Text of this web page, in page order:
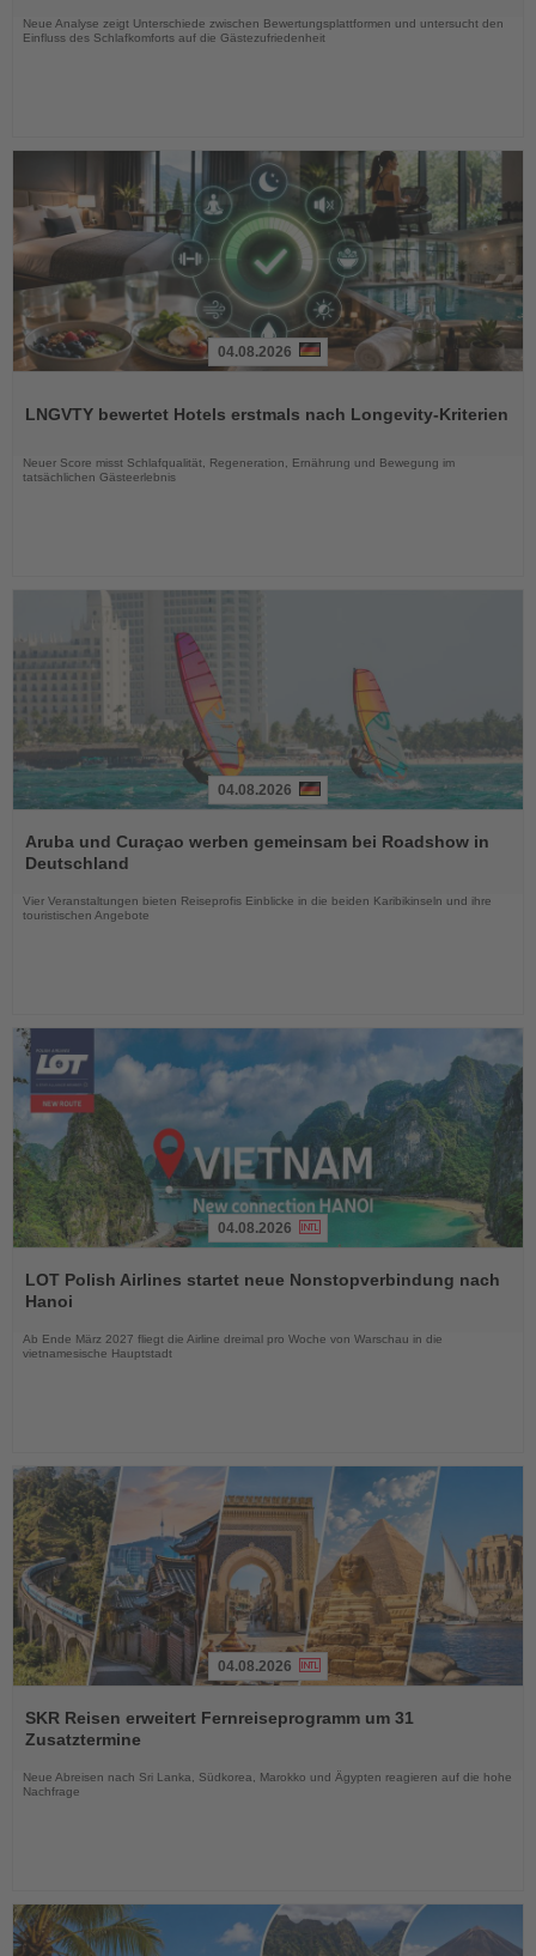
Neue Analyse zeigt Unterschiede zwischen Bewertungsplattformen und untersucht den
Einfluss des Schlafkomforts auf die Gästezufriedenheit
die
04.08.2026
LNGVTY bewertet Hotels erstmals nach Longevity-Kriterien
Neuer Score misst Schlafqualität, Regeneration, Ernährung und Bewegung im
tatsächlichen Gästeerlebnis
Sie
die
04.08.2026
Aruba und Curaçao werben gemeinsam bei Roadshow in
Deutschland
Vier Veranstaltungen bieten Reiseprofis Einblicke in die beiden Karibikinseln und ihre
touristischen Angebote
Sie
die
04.08.2026
LOT Polish Airlines startet neue Nonstopverbindung nach
Hanoi
Ab Ende März 2027 fliegt die Airline dreimal pro Woche von Warschau in die
vietnamesische Hauptstadt
Sie
die
04.08.2026
SKR Reisen erweitert Fernreiseprogramm um 31
Zusatztermine
Neue Abreisen nach Sri Lanka, Südkorea, Marokko und Ägypten reagieren auf die hohe
Nachfrage